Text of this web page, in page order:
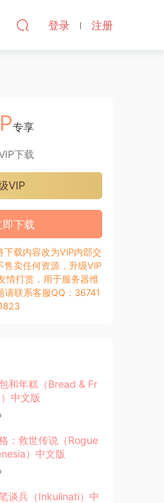
登录 注册
专享
下载
VIP
即下载
下载内容改为VIP内部交
卖任何资源，升级VIP
情打赏，用于服务器维
请联系客服QQ：36741
和年糕（Bread & Fr
中文版
：救世传说（Rogue
）中文版
谈兵（Inkulinati）中